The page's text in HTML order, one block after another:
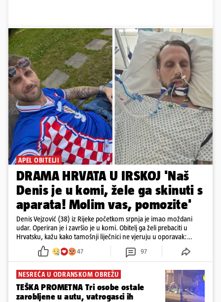
APEL OBITELJI
DRAMA HRVATA U IRSKOJ 'Naš
Denis je u komi, žele ga skinuti s
aparata! Molim vas, pomozite'
Denis Vejzović (38) iz Rijeke početkom srpnja je imao moždani
udar. Operiran je i završio je u komi. Obitelj ga želi prebaciti u
Hrvatsku, kažu kako tamošnji liječnici ne vjeruju u oporavak:
'Imamo 72 sata'
47 97
NESREĆA U ODRANSKOM OBREŽU
TEŠKA PROMETNA Tri osobe ostale
zarobljene u autu, vatrogasci ih